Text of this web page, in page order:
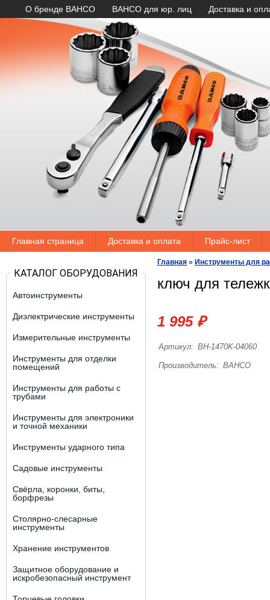
О бренде BAHCO BAHCO для юр. лиц Доставка и
Главная страница Доставка и оплата Прайс-лист
КАТАЛОГ ОБОРУДОВАНИЯ
Автоинструменты
Диэлектрические инструменты
Измерительные инструменты
Инструменты для отделки
помещений
Инструменты для работы с
трубами
Инструменты для электроники
и точной механики
Инструменты ударного типа
Садовые инструменты
Свёрла, коронки, биты,
борфрезы
Столярно-слесарные
инструменты
Хранение инструментов
Защитное оборудование и
искробезопасный инструмент
Главная » Инструменты для
ключ для
1 995 ₽
Артикул: BH-1470K-04060
Производитель: BAHCO